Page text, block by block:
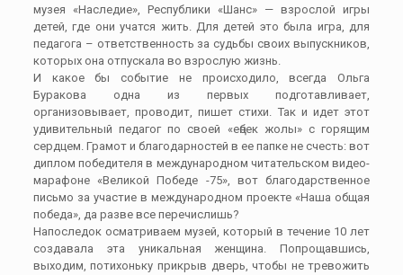
музея «Наследие», Республики «Шанс» — взрослой игры
детей, где они учатся жить. Для детей это была игра, для
педагога – ответственность за судьбы своих выпускников,
которых она отпускала во взрослую жизнь.
И какое бы событие не происходило, всегда Ольга
Буракова одна из первых подготавливает,
организовывает, проводит, пишет стихи. Так и идет этот
удивительный педагог по своей «еңбек жолы» с горящим
сердцем. Грамот и благодарностей в ее папке не счесть: вот
диплом победителя в международном читательском видео-
марафоне «Великой Победе -75», вот благодарственное
письмо за участие в международном проекте «Наша общая
победа», да разве все перечислишь?
Напоследок осматриваем музей, который в течение 10 лет
создавала эта уникальная женщина. Попрощавшись,
выходим, потихоньку прикрыв дверь, чтобы не тревожить